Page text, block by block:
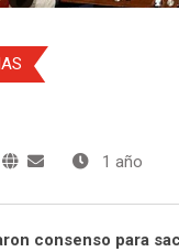
1 año
consenso para